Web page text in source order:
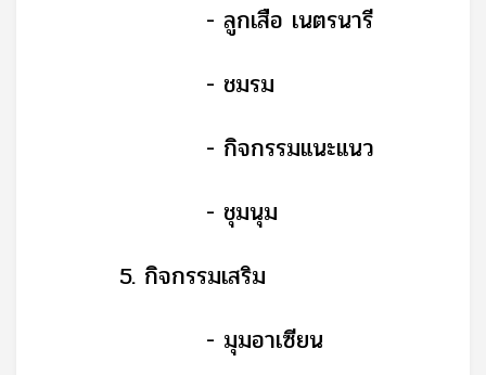
- ลูกเสือ เนตรนารี
- ชมรม
- กิจกรรมแนะแนว
- ชุมนุม
5. กิจกรรมเสริม
- มุมอาเซียน